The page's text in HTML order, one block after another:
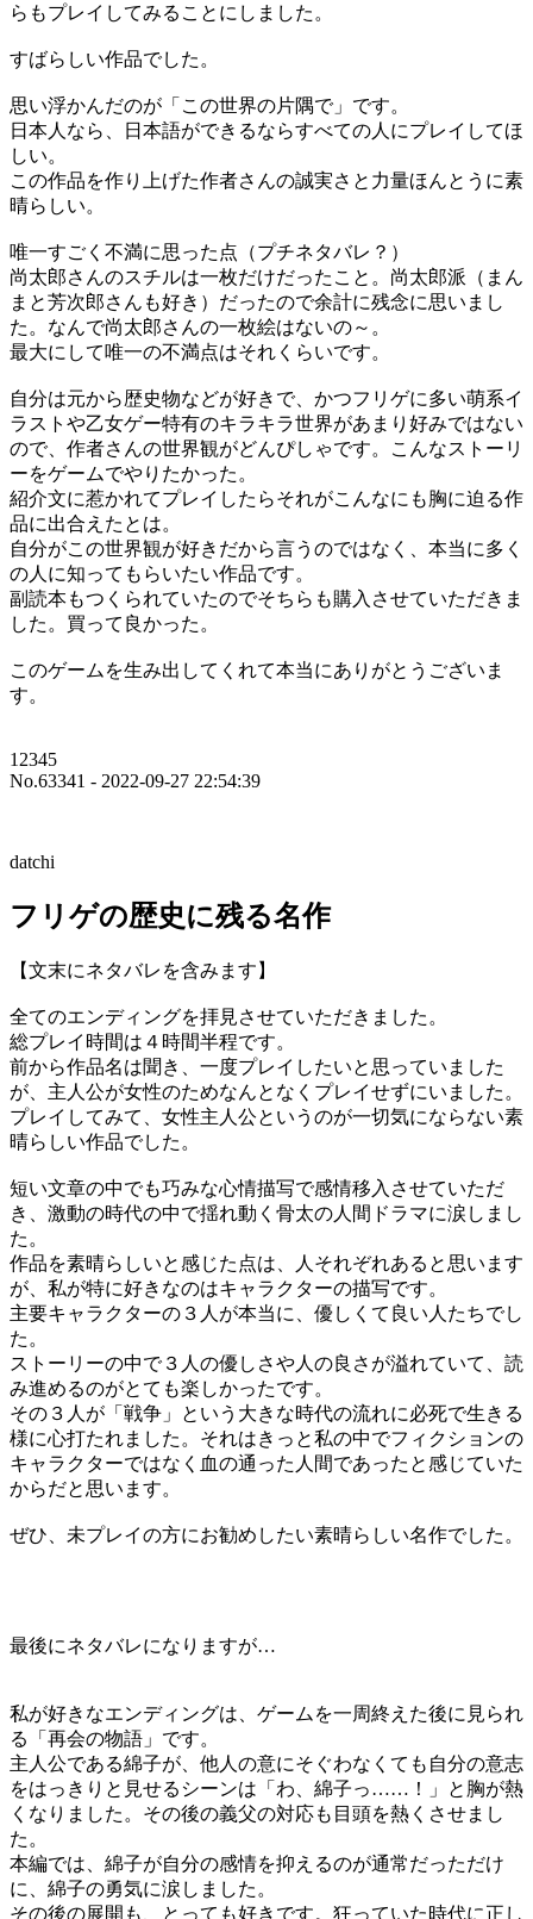
らもプレイしてみることにしました。
すばらしい作品でした。
思い浮かんだのが「この世界の片隅で」です。
日本人なら、日本語ができるならすべての人にプレイしてほ
しい。
この作品を作り上げた作者さんの誠実さと力量ほんとうに素
晴らしい。
唯一すごく不満に思った点（プチネタバレ？）
尚太郎さんのスチルは一枚だけだったこと。尚太郎派（まん
まと芳次郎さんも好き）だったので余計に残念に思いまし
た。なんで尚太郎さんの一枚絵はないの～。
最大にして唯一の不満点はそれくらいです。
自分は元から歴史物などが好きで、かつフリゲに多い萌系イ
ラストや乙女ゲー特有のキラキラ世界があまり好みではない
ので、作者さんの世界観がどんぴしゃです。こんなストーリ
ーをゲームでやりたかった。
紹介文に惹かれてプレイしたらそれがこんなにも胸に迫る作
品に出合えたとは。
自分がこの世界観が好きだから言うのではなく、本当に多く
の人に知ってもらいたい作品です。
副読本もつくられていたのでそちらも購入させていただきま
した。買って良かった。
このゲームを生み出してくれて本当にありがとうございま
す。
12345
No.63341 - 2022-09-27 22:54:39
datchi
フリゲの歴史に残る名作
【文末にネタバレを含みます】
全てのエンディングを拝見させていただきました。
総プレイ時間は４時間半程です。
前から作品名は聞き、一度プレイしたいと思っていました
が、主人公が女性のためなんとなくプレイせずにいました。
プレイしてみて、女性主人公というのが一切気にならない素
晴らしい作品でした。
短い文章の中でも巧みな心情描写で感情移入させていただ
き、激動の時代の中で揺れ動く骨太の人間ドラマに涙しまし
た。
作品を素晴らしいと感じた点は、人それぞれあると思います
が、私が特に好きなのはキャラクターの描写です。
主要キャラクターの３人が本当に、優しくて良い人たちでし
た。
ストーリーの中で３人の優しさや人の良さが溢れていて、読
み進めるのがとても楽しかったです。
その３人が「戦争」という大きな時代の流れに必死で生きる
様に心打たれました。それはきっと私の中でフィクションの
キャラクターではなく血の通った人間であったと感じていた
からだと思います。
ぜひ、未プレイの方にお勧めしたい素晴らしい名作でした。
最後にネタバレになりますが…
私が好きなエンディングは、ゲームを一周終えた後に見られ
る「再会の物語」です。
主人公である綿子が、他人の意にそぐわなくても自分の意志
をはっきりと見せるシーンは「わ、綿子っ……！」と胸が熱
くなりました。その後の義父の対応も目頭を熱くさせまし
た。
本編では、綿子が自分の感情を抑えるのが通常だっただけ
に、綿子の勇気に涙しました。
その後の展開も、とっても好きです。狂っていた時代に正し